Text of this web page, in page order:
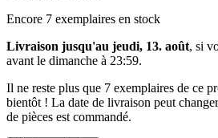
Encore 7 exemplaires en stock
Livraison jusqu'au jeudi, 13. août, si
avant le dimanche à 23:59.
Il ne reste plus que 7 exemplaires de ce
bientôt ! La date de livraison peut
de pièces est commandé.